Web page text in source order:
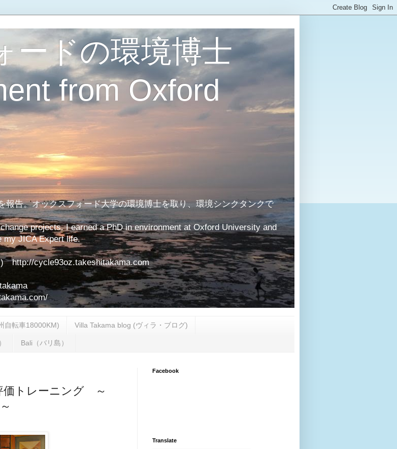
ードの環境博士
from Oxford
報告。オックスフォード大学の環境博士を取り、環境シンクタンクで
projects. I earned a PhD in environment at Oxford University and
my JICA Expert life.
http://cycle93oz.takeshitakama.com
自転車18000KM) Villa Takama blog (ヴィラ・ブログ)
Bali（バリ島）
価トレーニング ～
Facebook
Translate